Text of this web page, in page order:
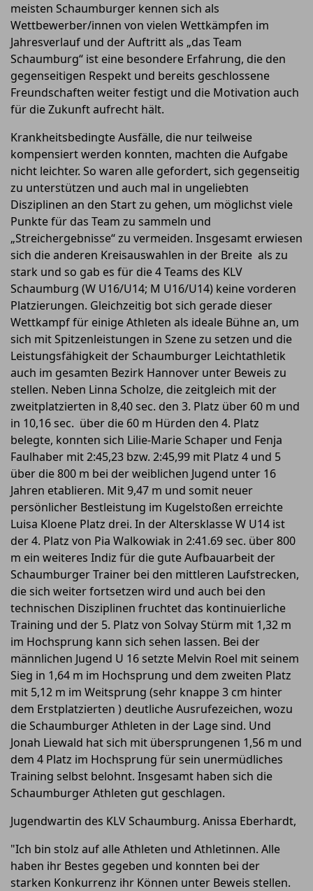
meisten Schaumburger kennen sich als
Wettbewerber/innen von vielen Wettkämpfen im
Jahresverlauf und der Auftritt als „das Team
Schaumburg“ ist eine besondere Erfahrung, die den
gegenseitigen Respekt und bereits geschlossene
Freundschaften weiter festigt und die Motivation auch
für die Zukunft aufrecht hält.
Krankheitsbedingte Ausfälle, die nur teilweise
kompensiert werden konnten, machten die Aufgabe
nicht leichter. So waren alle gefordert, sich gegenseitig
zu unterstützen und auch mal in ungeliebten
Disziplinen an den Start zu gehen, um möglichst viele
Punkte für das Team zu sammeln und
„Streichergebnisse“ zu vermeiden. Insgesamt erwiesen
sich die anderen Kreisauswahlen in der Breite als zu
stark und so gab es für die 4 Teams des KLV
Schaumburg (W U16/U14; M U16/U14) keine vorderen
Platzierungen. Gleichzeitig bot sich gerade dieser
Wettkampf für einige Athleten als ideale Bühne an, um
sich mit Spitzenleistungen in Szene zu setzen und die
Leistungsfähigkeit der Schaumburger Leichtathletik
auch im gesamten Bezirk Hannover unter Beweis zu
stellen. Neben Linna Scholze, die zeitgleich mit der
zweitplatzierten in 8,40 sec. den 3. Platz über 60 m und
in 10,16 sec. über die 60 m Hürden den 4. Platz
belegte, konnten sich Lilie-Marie Schaper und Fenja
Faulhaber mit 2:45,23 bzw. 2:45,99 mit Platz 4 und 5
über die 800 m bei der weiblichen Jugend unter 16
Jahren etablieren. Mit 9,47 m und somit neuer
persönlicher Bestleistung im Kugelstoßen erreichte
Luisa Kloene Platz drei. In der Altersklasse W U14 ist
der 4. Platz von Pia Walkowiak in 2:41.69 sec. über 800
m ein weiteres Indiz für die gute Aufbauarbeit der
Schaumburger Trainer bei den mittleren Laufstrecken,
die sich weiter fortsetzen wird und auch bei den
technischen Disziplinen fruchtet das kontinuierliche
Training und der 5. Platz von Solvay Stürm mit 1,32 m
im Hochsprung kann sich sehen lassen. Bei der
männlichen Jugend U 16 setzte Melvin Roel mit seinem
Sieg in 1,64 m im Hochsprung und dem zweiten Platz
mit 5,12 m im Weitsprung (sehr knappe 3 cm hinter
dem Erstplatzierten ) deutliche Ausrufezeichen, wozu
die Schaumburger Athleten in der Lage sind. Und
Jonah Liewald hat sich mit übersprungenen 1,56 m und
dem 4 Platz im Hochsprung für sein unermüdliches
Training selbst belohnt. Insgesamt haben sich die
Schaumburger Athleten gut geschlagen.
Jugendwartin des KLV Schaumburg. Anissa Eberhardt,
"Ich bin stolz auf alle Athleten und Athletinnen. Alle
haben ihr Bestes gegeben und konnten bei der
starken Konkurrenz ihr Können unter Beweis stellen.